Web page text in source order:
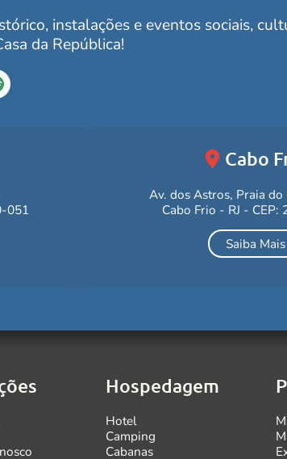
instalações e eventos sociais,
da República!
051
Cabo
Av. dos Astros, Praia do
Cabo Frio - RJ -
Saiba Mais
Hospedagem
Hotel
Camping
Cabanas